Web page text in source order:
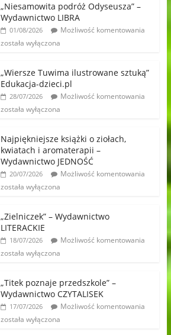
„Niesamowita podróż Odyseusza” –
Wydawnictwo LIBRA
01/08/2026
Możliwość komentowania
została wyłączona
„Wiersze Tuwima ilustrowane sztuką”
Edukacja-dzieci.pl
28/07/2026
Możliwość komentowania
została wyłączona
Najpiękniejsze książki o ziołach,
kwiatach i aromaterapii –
Wydawnictwo JEDNOŚĆ
20/07/2026
Możliwość komentowania
została wyłączona
„Zielniczek” – Wydawnictwo
LITERACKIE
18/07/2026
Możliwość komentowania
została wyłączona
„Titek poznaje przedszkole” –
Wydawnictwo CZYTALISEK
17/07/2026
Możliwość komentowania
została wyłączona